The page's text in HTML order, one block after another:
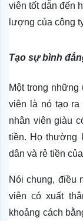
viên tốt dẫn đến
lượng của công
Tạo sự bình
Một trong
viên là nó tạo ra
nhân viên giàu
tiền. Họ thường
dân và rẻ tiền
Nói chung, điều
viên có xuất
khoảng cách